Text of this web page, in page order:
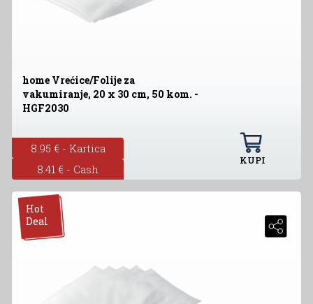
home Vrećice/Folije za
vakumiranje, 20 x 30 cm, 50 kom. -
HGF2030
8.95 € - Kartica
8.41 € - Cash
KUPI
Hot
Deal